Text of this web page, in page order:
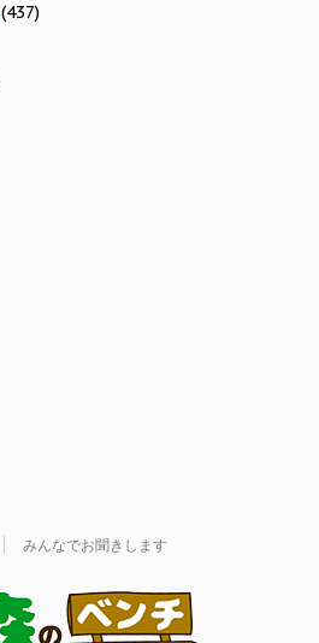
(437)
みんなでお聞きします